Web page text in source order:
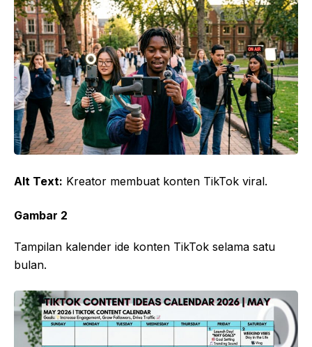
Alt Text: Kreator membuat konten TikTok viral.
Gambar 2
Tampilan kalender ide konten TikTok selama satu
bulan.